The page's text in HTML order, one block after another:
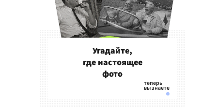
Угадайте,
где настоящее
фото